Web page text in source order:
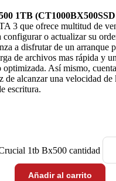
1TB
3 que ofrece multitud de
configurar o actualizar su
a disfrutar de un arranque
de archivos mas rápida y
optimizada. Así mismo,
de alcanzar una velocidad de
escritura.
1tb Bx500 cantidad
Añadir al carrito